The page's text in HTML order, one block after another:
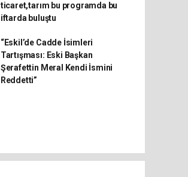
ticaret,tarım bu programda bu
iftarda buluştu
“Eskil’de Cadde İsimleri
Tartışması: Eski Başkan
Şerafettin Meral Kendi İsmini
Reddetti”